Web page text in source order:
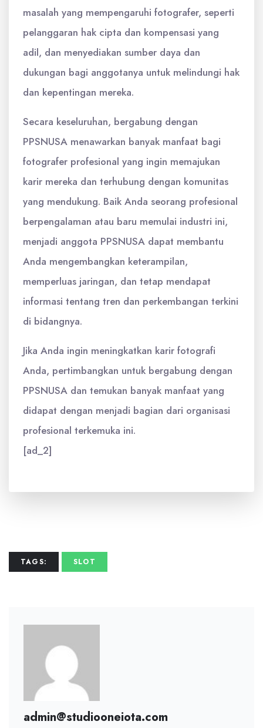
masalah yang mempengaruhi fotografer, seperti
pelanggaran hak cipta dan kompensasi yang
adil, dan menyediakan sumber daya dan
dukungan bagi anggotanya untuk melindungi hak
dan kepentingan mereka.
Secara keseluruhan, bergabung dengan
PPSNUSA menawarkan banyak manfaat bagi
fotografer profesional yang ingin memajukan
karir mereka dan terhubung dengan komunitas
yang mendukung. Baik Anda seorang profesional
berpengalaman atau baru memulai industri ini,
menjadi anggota PPSNUSA dapat membantu
Anda mengembangkan keterampilan,
memperluas jaringan, dan tetap mendapat
informasi tentang tren dan perkembangan terkini
di bidangnya.
Jika Anda ingin meningkatkan karir fotografi
Anda, pertimbangkan untuk bergabung dengan
PPSNUSA dan temukan banyak manfaat yang
didapat dengan menjadi bagian dari organisasi
profesional terkemuka ini.
[ad_2]
TAGS: SLOT
admin@studiooneiota.com